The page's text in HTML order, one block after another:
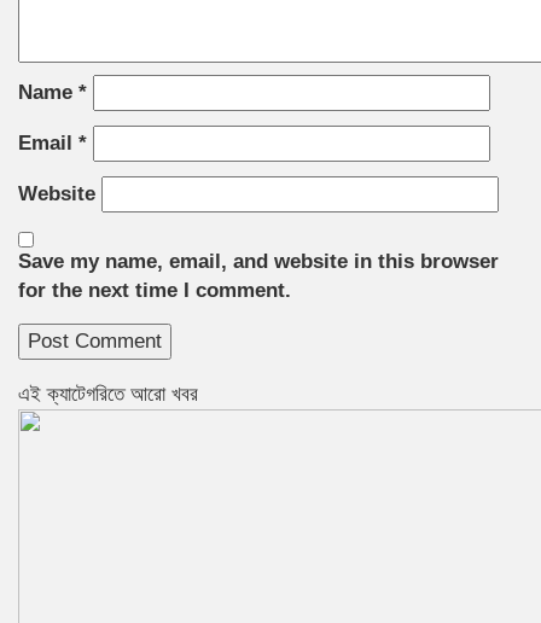
Name *
Email *
Website
Save my name, email, and website in this browser
for the next time I comment.
এই ক্যাটেগরিতে আরো খবর